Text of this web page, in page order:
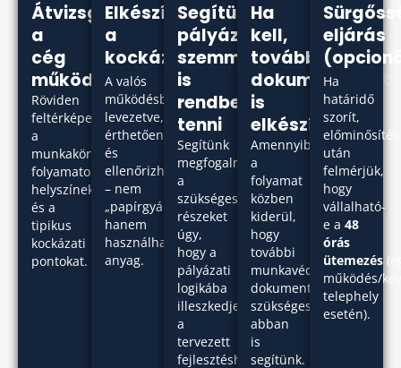
Átvizsgáljuk
a
cég
működését
Röviden
feltérképezzük
a
munkaköröket,
folyamatokat,
helyszíneket
és a
tipikus
kockázati
pontokat.
Elkészítjük
a
kockázatértékelést
A valós
működésből
levezetve,
érthetően
és
ellenőrizhetően
– nem
„papírgyártás”,
hanem
használható
anyag.
Segítünk
pályázati
szemmel
is
rendbe
tenni
Segítünk
megfogalmazni
a
szükséges
részeket
úgy,
hogy a
pályázati
logikába
illeszkedjen
a
tervezett
fejlesztéshez.
Ha
kell,
további
dokumentumot
is
elkészítünk
Amennyiben
a
folyamat
közben
kiderül,
hogy
további
munkavédelmi
dokumentáció
szükséges,
abban
is
segítünk.
eljárás
Ha
határidő
szorít,
előminősítés
után
felmérjük,
hogy
vállalható-
e a48
órás
ütemezés
működés/
telephely
esetén).